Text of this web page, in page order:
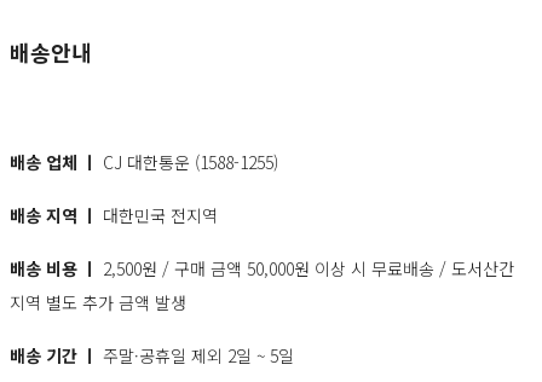
배송안내
배송 업체 ㅣ CJ 대한통운 (1588-1255)
배송 지역 ㅣ 대한민국 전지역
배송 비용 ㅣ 2,500원 / 구매 금액 50,000원 이상 시 무료배송 / 도서산간
지역 별도 추가 금액 발생
배송 기간 ㅣ 주말·공휴일 제외 2일 ~ 5일